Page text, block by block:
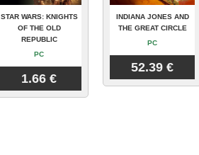
STAR WARS: KNIGHTS
OF THE OLD
REPUBLIC
PC
1.66 €
INDIANA JONES AND
THE GREAT CIRCLE
PC
52.39 €